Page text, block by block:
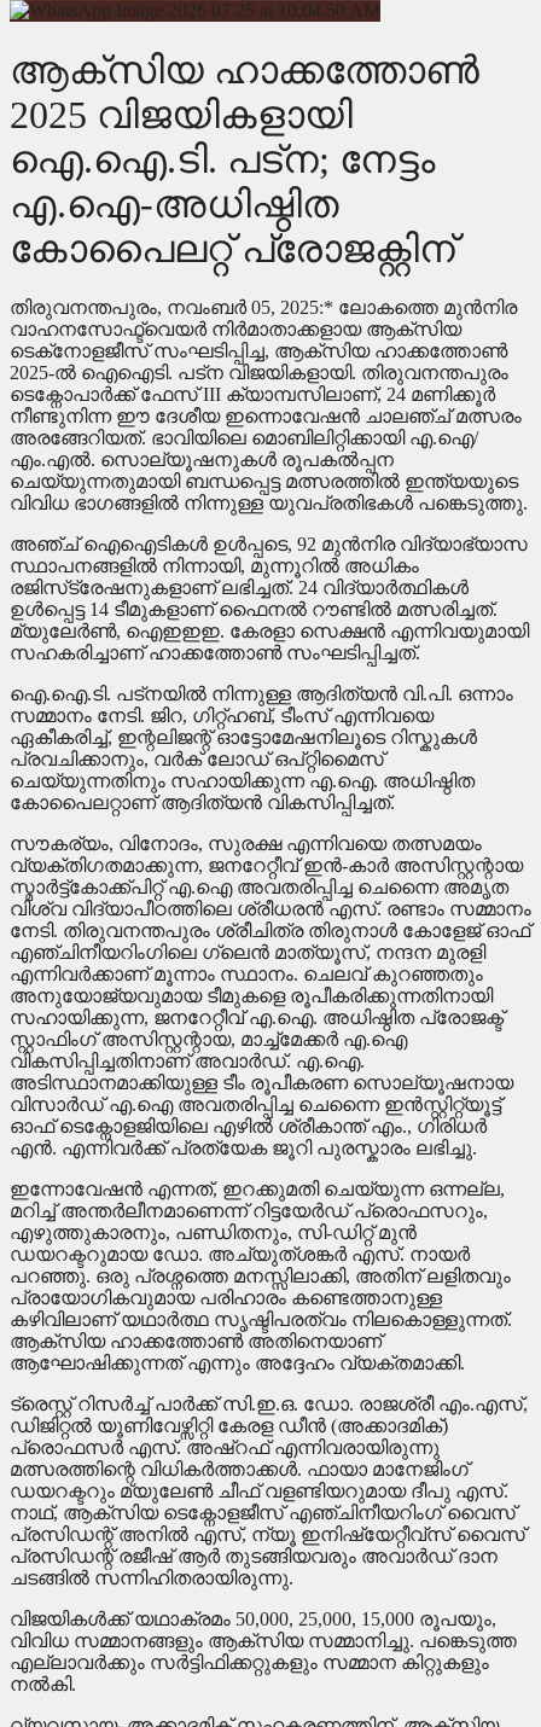
ആക്സിയ ഹാക്കത്തോൺ
2025 വിജയികളായി
ഐ.ഐ.ടി. പട്ന; നേട്ടം
എ.ഐ-അധിഷ്ഠിത
കോപൈലറ്റ് പ്രോജക്റ്റിന്
തിരുവനന്തപുരം, നവംബർ 05, 2025:* ലോകത്തെ മുൻനിര
വാഹനസോഫ്ട്‍വെയർ നിർമാതാക്കളായ ആക്സിയ
ടെക്‌നോളജീസ് സംഘടിപ്പിച്ച, ആക്സിയ ഹാക്കത്തോൺ
2025-ൽ ഐഐടി. പട്ന വിജയികളായി. തിരുവനന്തപുരം
ടെക്നോപാർക്ക് ഫേസ് III ക്യാമ്പസിലാണ്, 24 മണിക്കൂർ
നീണ്ടുനിന്ന ഈ ദേശീയ ഇന്നൊവേഷൻ ചാലഞ്ച് മത്സരം
അരങ്ങേറിയത്. ഭാവിയിലെ മൊബിലിറ്റിക്കായി എ.ഐ/
എം.എൽ. സൊല്യൂഷനുകൾ രൂപകൽപ്പന
ചെയ്യുന്നതുമായി ബന്ധപ്പെട്ട മത്സരത്തിൽ ഇന്ത്യയുടെ
വിവിധ ഭാഗങ്ങളിൽ നിന്നുള്ള യുവപ്രതിഭകൾ പങ്കെടുത്തു.
അഞ്ച് ഐഐടികൾ ഉൾപ്പടെ, 92 മുൻനിര വിദ്യാഭ്യാസ
സ്ഥാപനങ്ങളിൽ നിന്നായി, മുന്നൂറിൽ അധികം
രജിസ്‌ട്രേഷനുകളാണ് ലഭിച്ചത്. 24 വിദ്യാർത്ഥികൾ
ഉൾപ്പെട്ട 14 ടീമുകളാണ് ഫൈനൽ റൗണ്ടിൽ മത്സരിച്ചത്.
മ്യുലേർൺ, ഐഇഇഇ. കേരളാ സെക്ഷൻ എന്നിവയുമായി
സഹകരിച്ചാണ് ഹാക്കത്തോൺ സംഘടിപ്പിച്ചത്.
ഐ.ഐ.ടി. പട്നയിൽ നിന്നുള്ള ആദിത്യൻ വി.പി. ഒന്നാം
സമ്മാനം നേടി. ജിറ, ഗിറ്റ്‌ഹബ്, ടീംസ് എന്നിവയെ
ഏകീകരിച്ച്, ഇന്റലിജന്റ് ഓട്ടോമേഷനിലൂടെ റിസ്കുകൾ
പ്രവചിക്കാനും, വ‍ർക് ലോഡ് ഒപ്റ്റിമൈസ്
ചെയ്യുന്നതിനും സഹായിക്കുന്ന എ.ഐ. അധിഷ്ഠിത
കോപൈലറ്റാണ് ആദിത്യൻ വികസിപ്പിച്ചത്.
സൗകര്യം, വിനോദം, സുരക്ഷ എന്നിവയെ തത്സമയം
വ്യക്തിഗതമാക്കുന്ന, ജനറേറ്റീവ് ഇൻ-കാർ അസിസ്റ്റന്റായ
സ്മാർട്ട്കോക്ക്പിറ്റ് എ.ഐ അവതരിപ്പിച്ച ചെന്നൈ അമൃത
വിശ്വ വിദ്യാപീഠത്തിലെ ശ്രീധരൻ എസ്. രണ്ടാം സമ്മാനം
നേടി. തിരുവനന്തപുരം ശ്രീചിത്ര തിരുനാൾ കോളേജ് ഓഫ്
എഞ്ചിനീയറിംഗിലെ ഗ്ലെൻ മാത്യൂസ്, നന്ദന മുരളി
എന്നിവർക്കാണ് മൂന്നാം സ്ഥാനം. ചെലവ് കുറഞ്ഞതും
അനുയോജ്യവുമായ ടീമുകളെ രൂപീകരിക്കുന്നതിനായി
സഹായിക്കുന്ന, ജനറേറ്റീവ് എ.ഐ. അധിഷ്ഠിത പ്രോജക്ട്
സ്റ്റാഫിംഗ് അസിസ്റ്റന്റായ, മാച്ച്മേക്കർ എ.ഐ
വികസിപ്പിച്ചതിനാണ് അവാർഡ്. എ.ഐ.
അടിസ്ഥാനമാക്കിയുള്ള ടീം രൂപീകരണ സൊല്യൂഷനായ
വിസാർഡ് എ.ഐ അവതരിപ്പിച്ച ചെന്നൈ ഇൻസ്റ്റിറ്റ്യൂട്ട്
ഓഫ് ടെക്നോളജിയിലെ എഴിൽ ശ്രീകാന്ത് എം., ഗിരിധർ
എൻ. എന്നിവർക്ക് പ്രത്യേക ജൂറി പുരസ്കാരം ലഭിച്ചു.
ഇന്നോവേഷൻ എന്നത്, ഇറക്കുമതി ചെയ്യുന്ന ഒന്നല്ല,
മറിച്ച് അന്തർലീനമാണെന്ന് റിട്ടയേർഡ് പ്രൊഫസറും,
എഴുത്തുകാരനും, പണ്ഡിതനും, സി-ഡിറ്റ് മുൻ
ഡയറക്ടറുമായ ഡോ. അച്യുത്‌ശങ്കർ എസ്. നായർ
പറഞ്ഞു. ഒരു പ്രശ്നത്തെ മനസ്സിലാക്കി, അതിന് ലളിതവും
പ്രായോഗികവുമായ പരിഹാരം കണ്ടെത്താനുള്ള
കഴിവിലാണ് യഥാർത്ഥ സൃഷ്ടിപരത്വം നിലകൊള്ളുന്നത്.
ആക്സിയ ഹാക്കത്തോൺ അതിനെയാണ്
ആഘോഷിക്കുന്നത് എന്നും അദ്ദേഹം വ്യക്തമാക്കി.
ട്രെസ്റ്റ് റിസർച്ച് പാർക്ക് സി.ഇ.ഒ. ഡോ. രാജശ്രീ എം.എസ്,
ഡിജിറ്റൽ യൂണിവേഴ്സിറ്റി കേരള ഡീൻ (അക്കാദമിക്)
പ്രൊഫസർ എസ്. അഷ്റഫ് എന്നിവരായിരുന്നു
മത്സരത്തിന്റെ വിധികർത്താക്കൾ. ഫായാ മാനേജിംഗ്
ഡയറക്ടറും മ്യുലേൺ ചീഫ് വളണ്ടിയറുമായ ദീപു എസ്.
നാഥ്, ആക്സിയ ടെക്നോളജീസ് എഞ്ചിനീയറിംഗ് വൈസ്
പ്രസിഡന്റ് അനിൽ എസ്, ന്യൂ ഇനിഷ്യേറ്റീവ്സ് വൈസ്
പ്രസിഡന്റ് രജീഷ് ആർ തുടങ്ങിയവരും അവാർഡ് ദാന
ചടങ്ങിൽ സന്നിഹിതരായിരുന്നു.
വിജയികൾക്ക് യഥാക്രമം 50,000, 25,000, 15,000 രൂപയും,
വിവിധ സമ്മാനങ്ങളും ആക്സിയ സമ്മാനിച്ചു. പങ്കെടുത്ത
എല്ലാവർക്കും സർട്ടിഫിക്കറ്റുകളും സമ്മാന കിറ്റുകളും
നൽകി.